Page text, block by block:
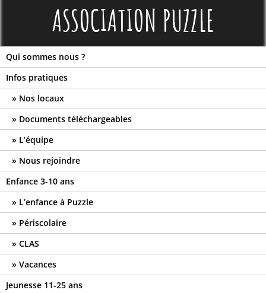
ASSOCIATION PUZZLE
Qui sommes nous ?
Infos pratiques
Nos locaux
Documents téléchargeables
L’équipe
Nous rejoindre
Enfance 3-10 ans
L’enfance à Puzzle
Périscolaire
CLAS
Vacances
Jeunesse 11-25 ans